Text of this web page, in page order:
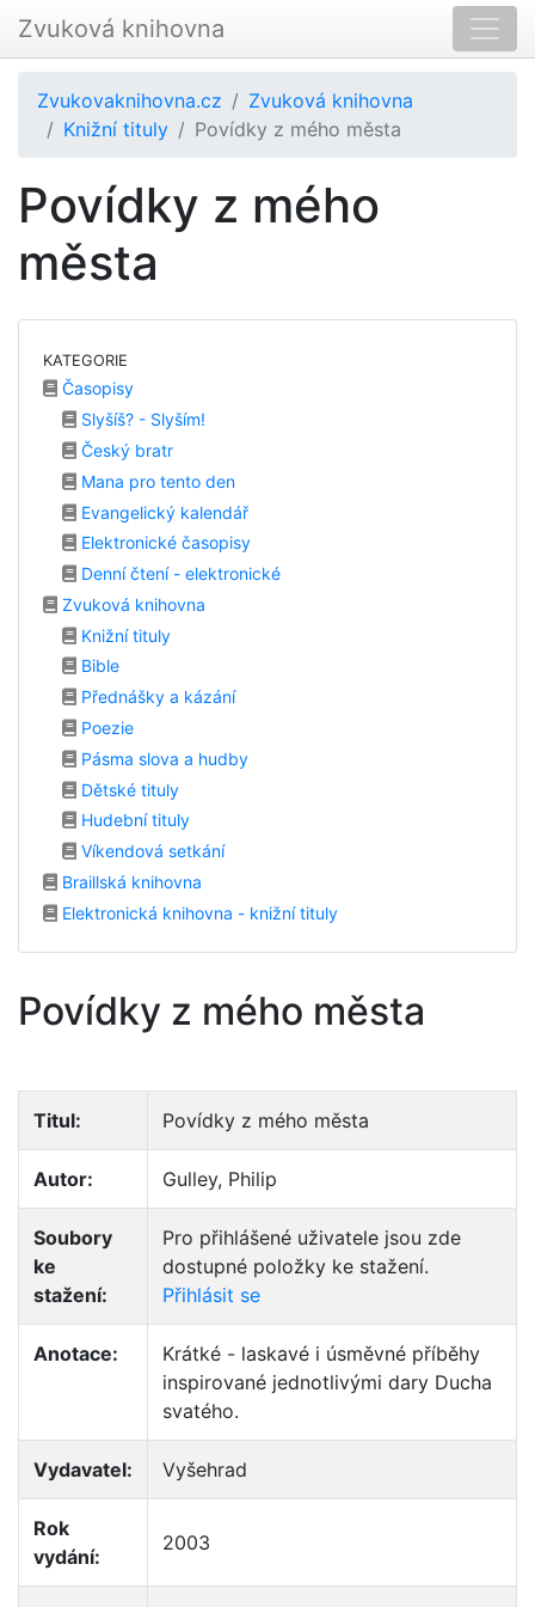
Zvuková knihovna
Zvukovaknihovna.cz
Zvuková knihovna
Knižní tituly
Povídky z mého města
Povídky z mého
města
KATEGORIE
Časopisy
Slyšíš? - Slyším!
Český bratr
Mana pro tento den
Evangelický kalendář
Elektronické časopisy
Denní čtení - elektronické
Zvuková knihovna
Knižní tituly
Bible
Přednášky a kázání
Poezie
Pásma slova a hudby
Dětské tituly
Hudební tituly
Víkendová setkání
Braillská knihovna
Elektronická knihovna - knižní tituly
Povídky z mého města
Titul: Povídky z mého města
Autor: Gulley, Philip
Soubory
ke
stažení:
Pro přihlášené uživatele jsou zde
dostupné položky ke stažení.
Přihlásit se
Anotace:
Krátké - laskavé i úsměvné příběhy
inspirované jednotlivými dary Ducha
svatého.
Vydavatel: Vyšehrad
Rok
vydání:
2003